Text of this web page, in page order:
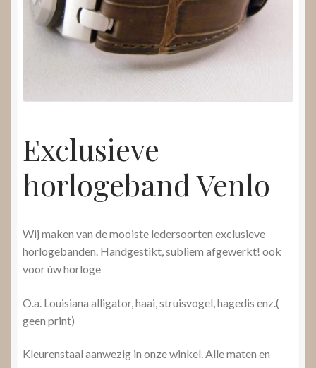
Video’s
Submenu
uitvouwen
Exclusieve
horlogeband Venlo
Wij maken van de mooiste ledersoorten exclusieve
horlogebanden. Handgestikt, subliem afgewerkt! ook
voor úw horloge
O.a. Louisiana alligator, haai, struisvogel, hagedis enz.(
geen print)
Kleurenstaal aanwezig in onze winkel. Alle maten en